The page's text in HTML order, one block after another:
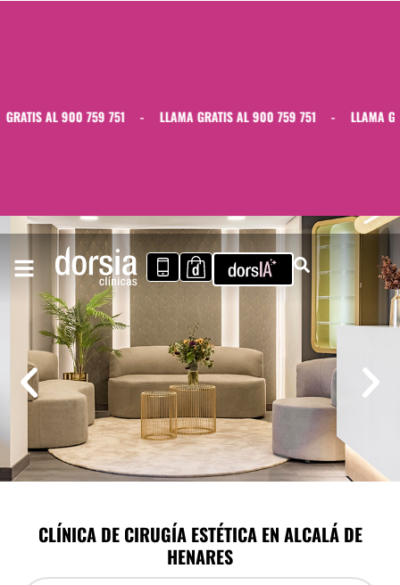
AL 900 759 751 LLAMA GRATIS AL 900 759 751 LLAMA
CLÍNICA DE CIRUGÍA ESTÉTICA EN ALCALÁ DE
HENARES